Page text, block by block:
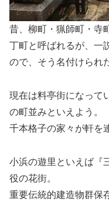
昔、柳町・猟師町・寺
丁町と呼ばれるが、一
ので、そう名付けられ
現在は料亭街になって
の町並みといえよう。
千本格子の家々が軒を
小浜の遊里といえば『
役の花街。
重要伝統的建造物群保